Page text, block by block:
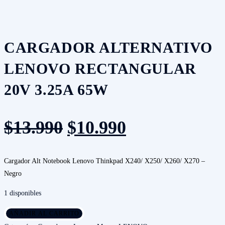
CARGADOR ALTERNATIVO
LENOVO RECTANGULAR
20V 3.25A 65W
$13.990 El
original
$10.990
actual
Cargador Alt Notebook Lenovo Thinkpad X240/ X250/ X260/ X270 –
Negro
1 disponibles
Cargador
AÑADIR AL CARRITO